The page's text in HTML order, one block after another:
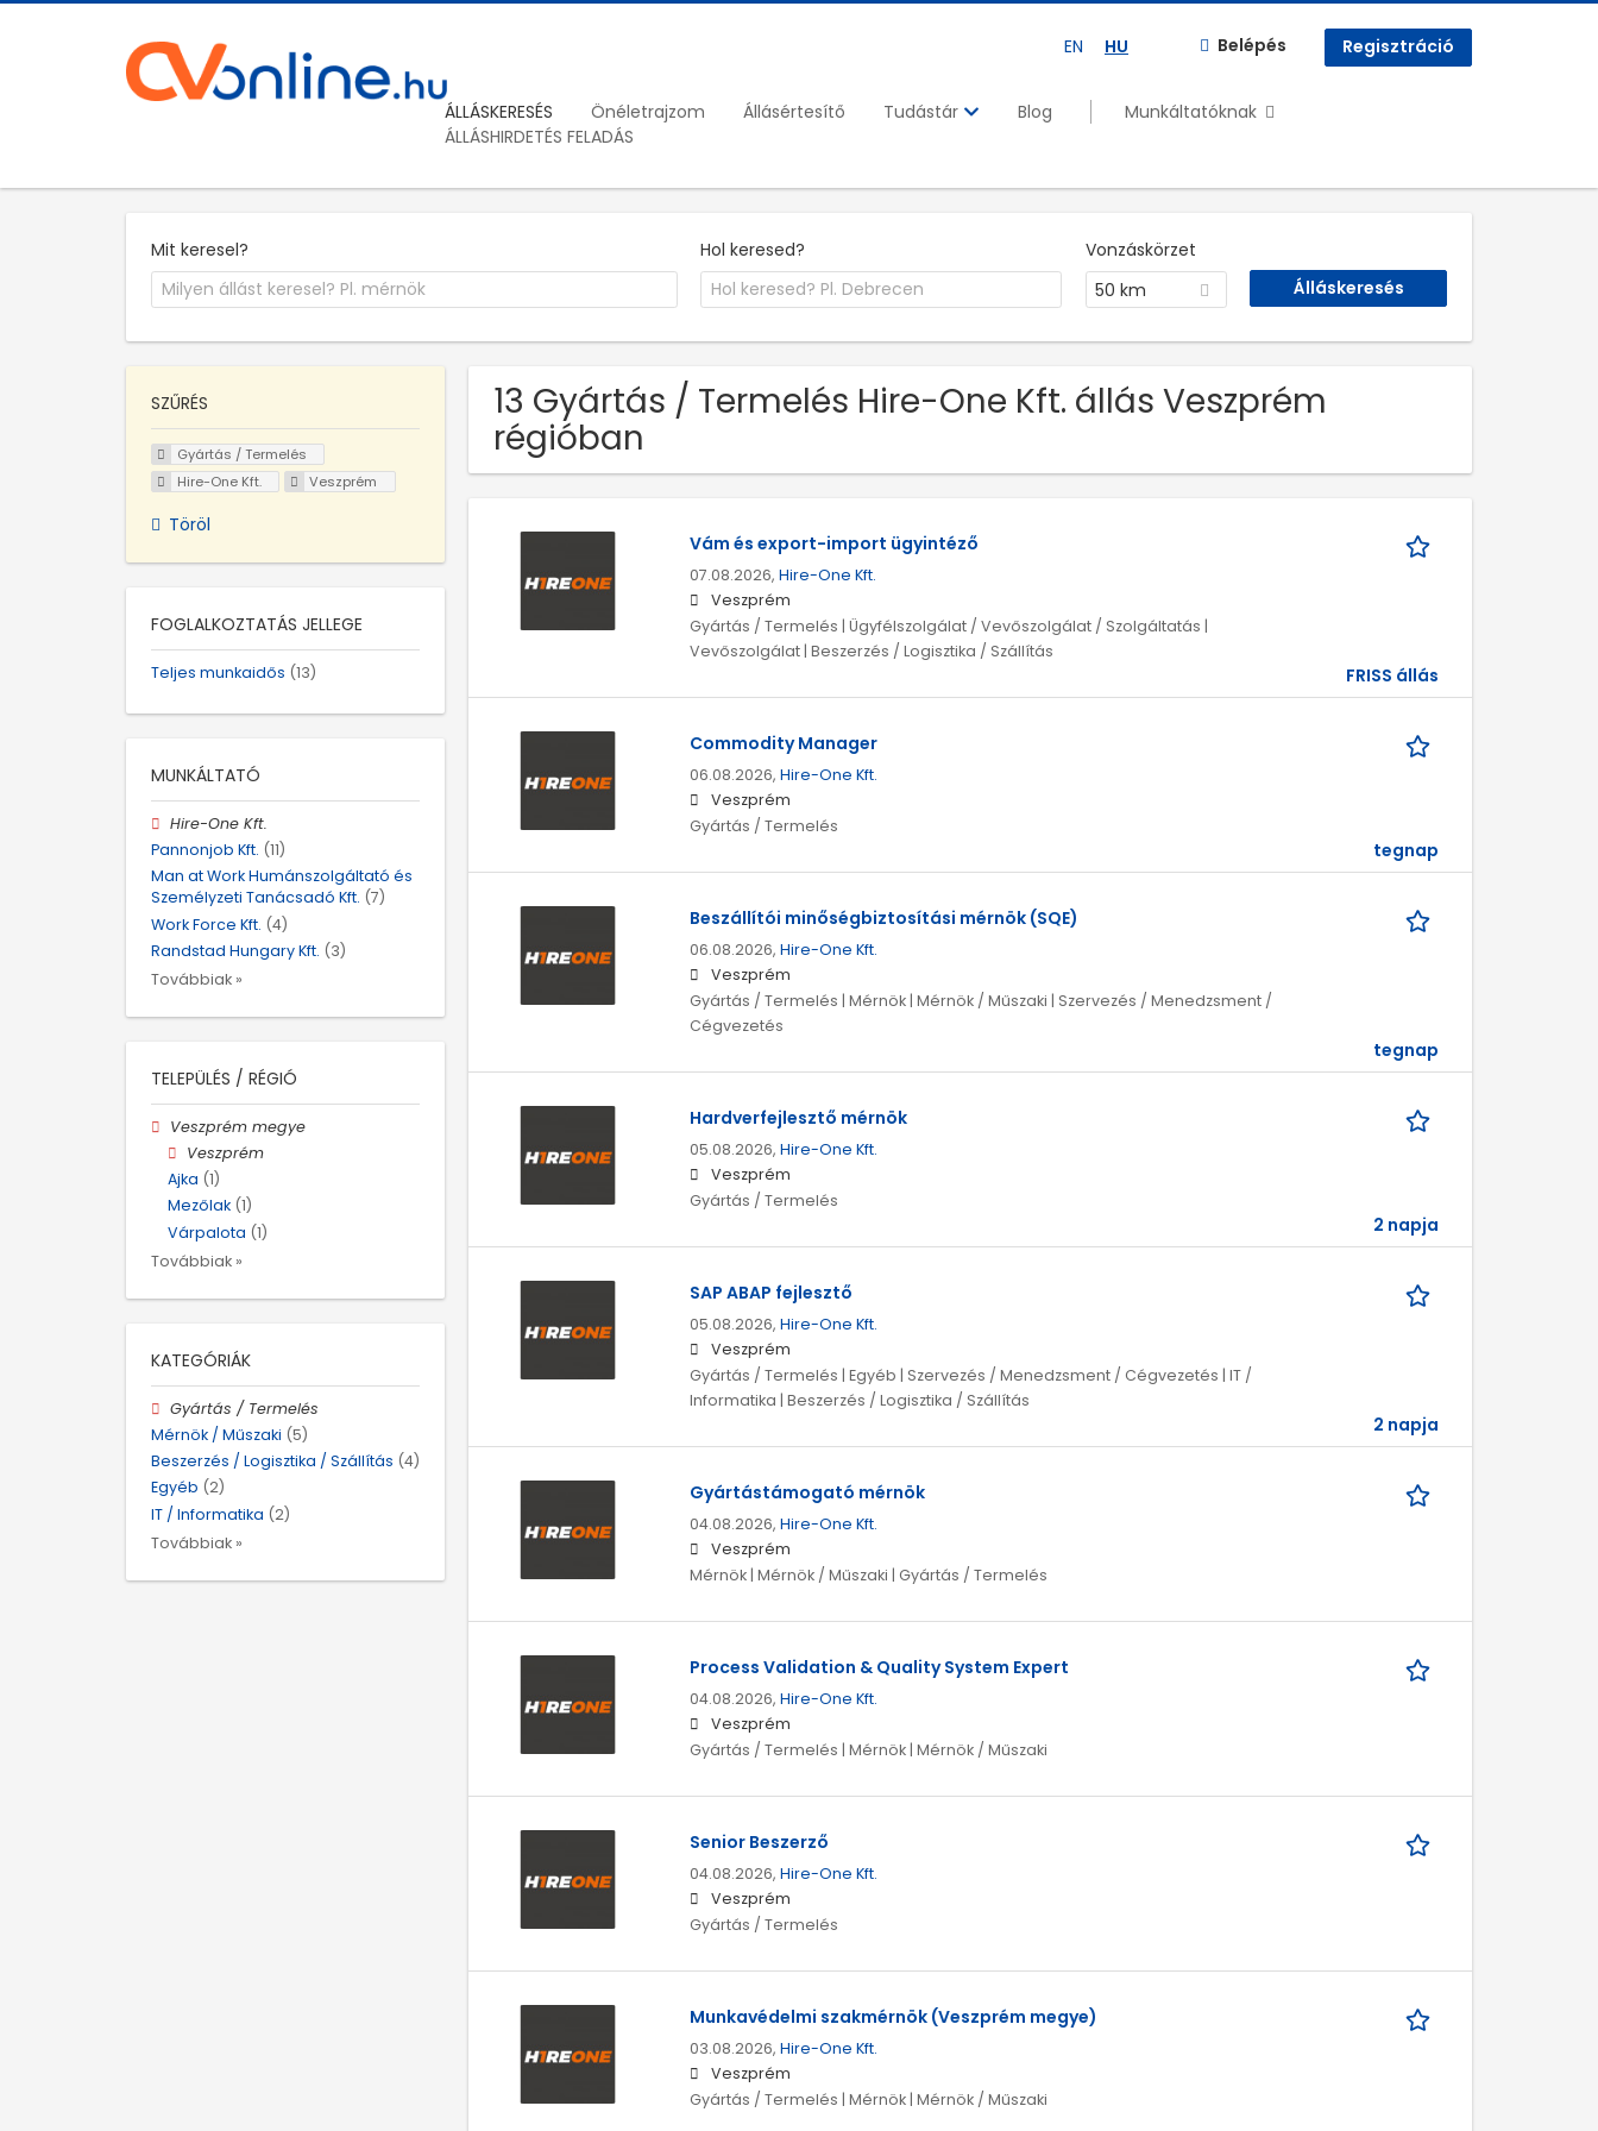
EN HU Belépés Regisztráció
ÁLLÁSKERESÉS Önéletrajzom Állásértesítő Tudástár Blog
Munkáltatóknak
ÁLLÁSHIRDETÉS FELADÁS
Mit keresel? Hol keresed?
Vonzáskörzet
50 km
13 Gyártás / Termelés Hire-One Kft. állás Veszprém
régióban
Vám és export-import ügyintéző
07.08.2026, Hire-One Kft.
Veszprém
Gyártás / Termelés | Ügyfélszolgálat / Vevőszolgálat / Szolgáltatás |
Vevőszolgálat | Beszerzés / Logisztika / Szállítás
FRISS állás
Commodity Manager
06.08.2026, Hire-One Kft.
Veszprém
Gyártás / Termelés
tegnap
Beszállítói minőségbiztosítási mérnök (SQE)
06.08.2026, Hire-One Kft.
Veszprém
Gyártás / Termelés | Mérnök | Mérnök / Műszaki | Szervezés / Menedzsment /
Cégvezetés
tegnap
Hardverfejlesztő mérnök
05.08.2026, Hire-One Kft.
Veszprém
Gyártás / Termelés
2 napja
SAP ABAP fejlesztő
05.08.2026, Hire-One Kft.
Veszprém
Gyártás / Termelés | Egyéb | Szervezés / Menedzsment / Cégvezetés | IT /
Informatika | Beszerzés / Logisztika / Szállítás
2 napja
Gyártástámogató mérnök
04.08.2026, Hire-One Kft.
Veszprém
Mérnök | Mérnök / Műszaki | Gyártás / Termelés
Process Validation & Quality System Expert
04.08.2026, Hire-One Kft.
Veszprém
Gyártás / Termelés | Mérnök | Mérnök / Műszaki
Senior Beszerző
04.08.2026, Hire-One Kft.
Veszprém
Gyártás / Termelés
Munkavédelmi szakmérnök (Veszprém megye)
03.08.2026, Hire-One Kft.
Veszprém
Gyártás / Termelés | Mérnök | Mérnök / Műszaki
SZŰRÉS
Gyártás / Termelés
Hire-One Kft.
Veszprém
Töröl
FOGLALKOZTATÁS JELLEGE
Teljes munkaidős (13)
MUNKÁLTATÓ
Hire-One Kft.
Pannonjob Kft. (11)
Man at Work Humánszolgáltató és
Személyzeti Tanácsadó Kft. (7)
Work Force Kft. (4)
Randstad Hungary Kft. (3)
Továbbiak »
TELEPÜLÉS / RÉGIÓ
Veszprém megye
Veszprém
Ajka (1)
Mezőlak (1)
Várpalota (1)
Továbbiak »
KATEGÓRIÁK
Gyártás / Termelés
Mérnök / Műszaki (5)
Beszerzés / Logisztika / Szállítás (4)
Egyéb (2)
IT / Informatika (2)
Továbbiak »